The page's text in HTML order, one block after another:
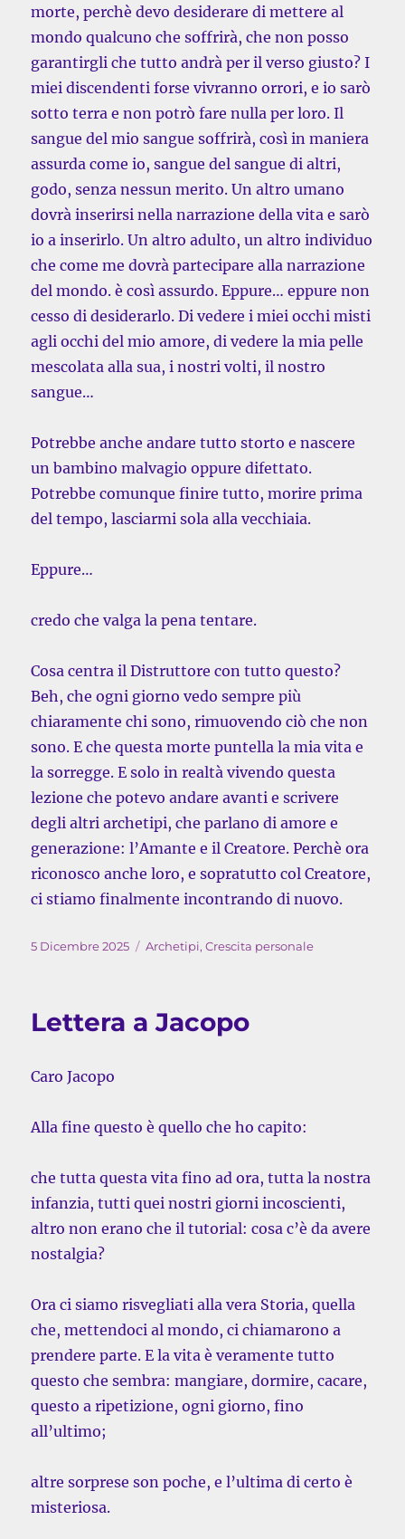
morte, perchè devo desiderare di mettere al
mondo qualcuno che soffrirà, che non posso
garantirgli che tutto andrà per il verso giusto? I
miei discendenti forse vivranno orrori, e io sarò
sotto terra e non potrò fare nulla per loro. Il
sangue del mio sangue soffrirà, così in maniera
assurda come io, sangue del sangue di altri,
godo, senza nessun merito. Un altro umano
dovrà inserirsi nella narrazione della vita e sarò
io a inserirlo. Un altro adulto, un altro individuo
che come me dovrà partecipare alla narrazione
del mondo. è così assurdo. Eppure… eppure non
cesso di desiderarlo. Di vedere i miei occhi misti
agli occhi del mio amore, di vedere la mia pelle
mescolata alla sua, i nostri volti, il nostro
sangue…
Potrebbe anche andare tutto storto e nascere
un bambino malvagio oppure difettato.
Potrebbe comunque finire tutto, morire prima
del tempo, lasciarmi sola alla vecchiaia.
Eppure…
credo che valga la pena tentare.
Cosa centra il Distruttore con tutto questo?
Beh, che ogni giorno vedo sempre più
chiaramente chi sono, rimuovendo ciò che non
sono. E che questa morte puntella la mia vita e
la sorregge. E solo in realtà vivendo questa
lezione che potevo andare avanti e scrivere
degli altri archetipi, che parlano di amore e
generazione: l’Amante e il Creatore. Perchè ora
riconosco anche loro, e sopratutto col Creatore,
ci stiamo finalmente incontrando di nuovo.
Pubblicato
5 Dicembre 2025 Categorie
Archetipi,Crescita personale
Lettera a Jacopo
Caro Jacopo
Alla fine questo è quello che ho capito:
che tutta questa vita fino ad ora, tutta la nostra
infanzia, tutti quei nostri giorni incoscienti,
altro non erano che il tutorial: cosa c’è da avere
nostalgia?
Ora ci siamo risvegliati alla vera Storia, quella
che, mettendoci al mondo, ci chiamarono a
prendere parte. E la vita è veramente tutto
questo che sembra: mangiare, dormire, cacare,
questo a ripetizione, ogni giorno, fino
all’ultimo;
altre sorprese son poche, e l’ultima di certo è
misteriosa.